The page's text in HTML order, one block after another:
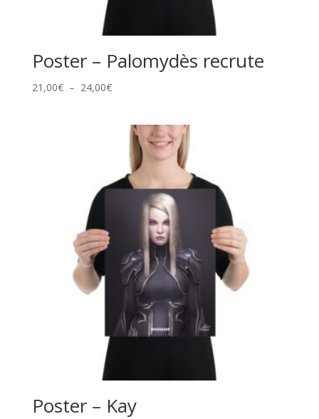
Poster – Palomydès recrute
21,00€ – 24,00€Plage
21,00€
24,00€
Poster – Kay